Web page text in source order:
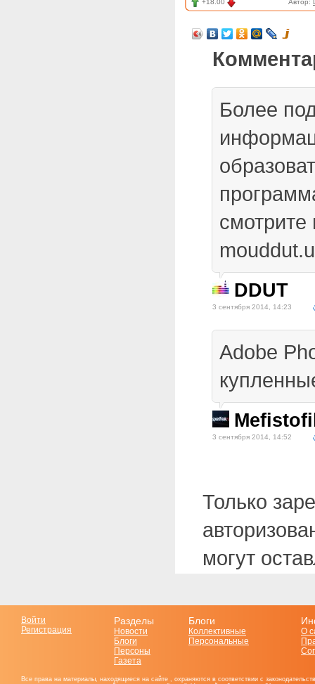
+18.00 Автор:
Более
DDUT
3 сентября 2014, 14:23
Adobe
3 сентября 2014, 14:52
Только
могут
Войти
Регистрация
Разделы
Новости
Блоги
Персоны
Газета
Блоги
Коллективные
Персональные
О
Все права на материалы, находящиеся на сайте , охраняются в соответствии с